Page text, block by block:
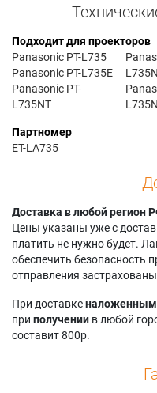
Подходит для проекторов
Panasonic PT-L735
Panasonic PT-L735E
Panasonic PT-
L735NT
Партномер
ET-LA735
Доставка в любой регион
Цены указаны уже с
платить не нужно будет.
обеспечить безопасность
отправления
При доставке
при получении в любой
составит 800р.